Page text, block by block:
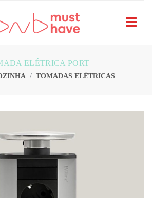
ELÉTRICA PORT
TOMADAS ELÉTRICAS